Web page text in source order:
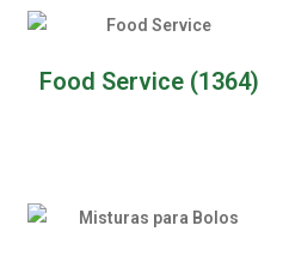
Food Service (1364)